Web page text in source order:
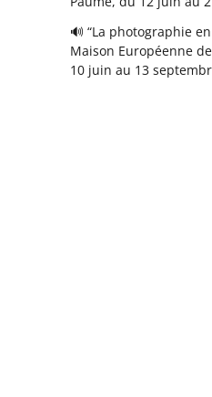
🔊 “La photographie
Maison Européenne
10 juin au 13